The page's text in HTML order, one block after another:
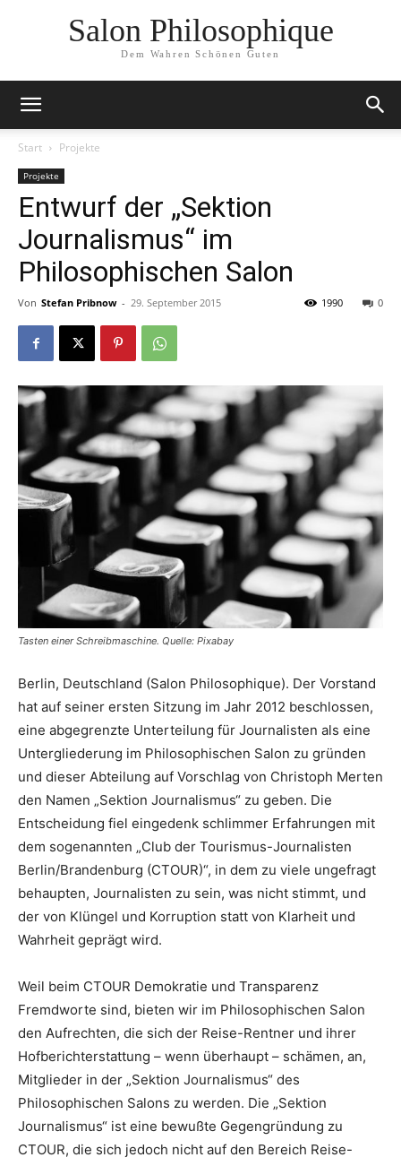
Salon Philosophique
Dem Wahren Schönen Guten
Start Projekte
Projekte
Entwurf der „Sektion
Journalismus“ im
Philosophischen Salon
Von Stefan Pribnow - 29. September 2015 0
1990
Tasten einer Schreibmaschine. Quelle: Pixabay
Berlin, Deutschland (Salon Philosophique). Der Vorstand
hat auf seiner ersten Sitzung im Jahr 2012 beschlossen,
eine abgegrenzte Unterteilung für Journalisten als eine
Untergliederung im Philosophischen Salon zu gründen
und dieser Abteilung auf Vorschlag von Christoph Merten
den Namen „Sektion Journalismus“ zu geben. Die
Entscheidung fiel eingedenk schlimmer Erfahrungen mit
dem sogenannten „Club der Tourismus-Journalisten
Berlin/Brandenburg (CTOUR)“, in dem zu viele ungefragt
behaupten, Journalisten zu sein, was nicht stimmt, und
der von Klüngel und Korruption statt von Klarheit und
Wahrheit geprägt wird.
Weil beim CTOUR Demokratie und Transparenz
Fremdworte sind, bieten wir im Philosophischen Salon
den Aufrechten, die sich der Reise-Rentner und ihrer
Hofberichterstattung – wenn überhaupt – schämen, an,
Mitglieder in der „Sektion Journalismus“ des
Philosophischen Salons zu werden. Die „Sektion
Journalismus“ ist eine bewußte Gegengründung zu
CTOUR, die sich jedoch nicht auf den Bereich Reise-